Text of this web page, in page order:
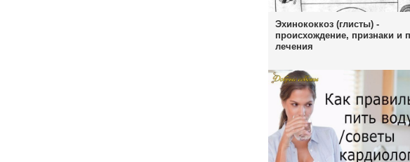
Эхинококкоз (глисты) -
происхождение, признаки и
лечения